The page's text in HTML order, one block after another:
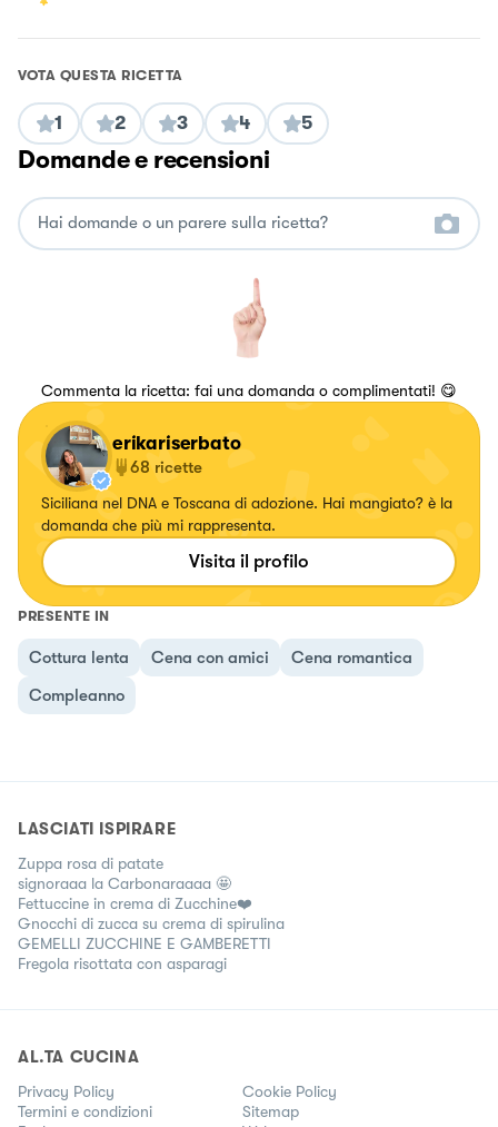
VOTA QUESTA RICETTA
1 2 3 4 5
Domande e recensioni
Commenta la ricetta: fai una domanda o complimentati! 😋
erikariserbato
68 ricette
Siciliana nel DNA e Toscana di adozione. Hai mangiato? è la
domanda che più mi rappresenta.
Visita il profilo
PRESENTE IN
Cottura lenta Cena con amici
Cena romantica
Compleanno
LASCIATI ISPIRARE
Zuppa rosa di patate
signoraaa la Carbonaraaaa 🤩
Fettuccine in crema di Zucchine❤️
Gnocchi di zucca su crema di spirulina
GEMELLI ZUCCHINE E GAMBERETTI
Fregola risottata con asparagi
AL.TA CUCINA
Privacy Policy
Cookie Policy
Termini e condizioni
Sitemap